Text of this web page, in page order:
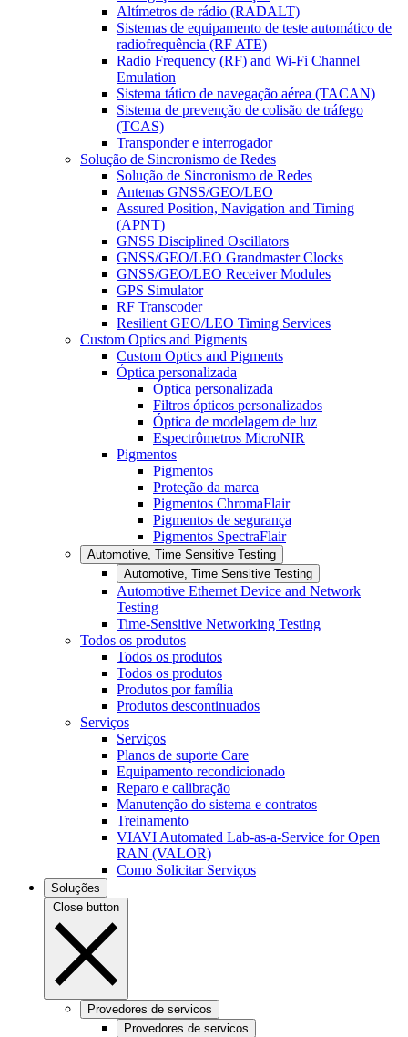
Altímetros de rádio (RADALT)
Sistemas de equipamento de teste automático de
radiofrequência (RF ATE)
Radio Frequency (RF) and Wi-Fi Channel
Emulation
Sistema tático de navegação aérea (TACAN)
Sistema de prevenção de colisão de tráfego
(TCAS)
Transponder e interrogador
Solução de Sincronismo de Redes
Solução de Sincronismo de Redes
Antenas GNSS/GEO/LEO
Assured Position, Navigation and Timing
(APNT)
GNSS Disciplined Oscillators
GNSS/GEO/LEO Grandmaster Clocks
GNSS/GEO/LEO Receiver Modules
GPS Simulator
RF Transcoder
Resilient GEO/LEO Timing Services
Custom Optics and Pigments
Custom Optics and Pigments
Óptica personalizada
Óptica personalizada
Filtros ópticos personalizados
Óptica de modelagem de luz
Espectrômetros MicroNIR
Pigmentos
Pigmentos
Proteção da marca
Pigmentos ChromaFlair
Pigmentos de segurança
Pigmentos SpectraFlair
Automotive, Time Sensitive Testing
Automotive, Time Sensitive Testing
Automotive Ethernet Device and Network
Testing
Time-Sensitive Networking Testing
Todos os produtos
Todos os produtos
Todos os produtos
Produtos por família
Produtos descontinuados
Serviços
Serviços
Planos de suporte Care
Equipamento recondicionado
Reparo e calibração
Manutenção do sistema e contratos
Treinamento
VIAVI Automated Lab-as-a-Service for Open
RAN (VALOR)
Como Solicitar Serviços
Soluções
Close button
Provedores de servicos
Provedores de servicos